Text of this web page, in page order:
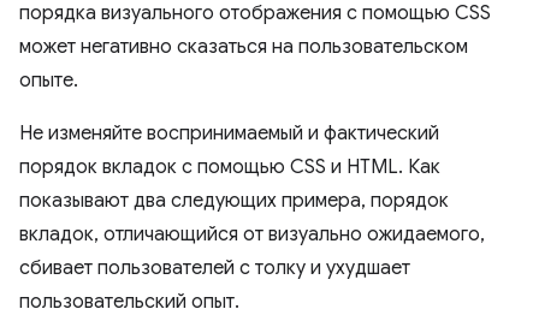
порядка визуального отображения с помощью CSS
может негативно сказаться на пользовательском
опыте.
Не изменяйте воспринимаемый и фактический
порядок вкладок с помощью CSS и HTML. Как
показывают два следующих примера, порядок
вкладок, отличающийся от визуально ожидаемого,
сбивает пользователей с толку и ухудшает
пользовательский опыт.